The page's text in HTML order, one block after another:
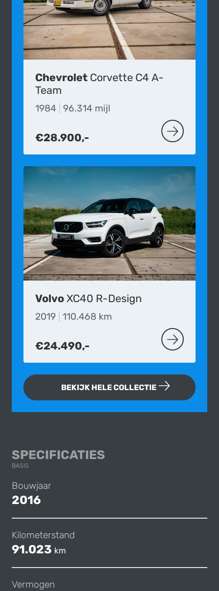
Chevrolet Corvette C4 A-
Team
1984 96.314 mijl
€28.900,- MEER OVER
Volvo XC40 R-Design
2019 110.468 km
€24.490,- MEER OVER
BEKIJK HELE COLLECTIE
SPECIFICATIES
BASIS
Bouwjaar
2016
Kilometerstand
91.023 km
Vermogen